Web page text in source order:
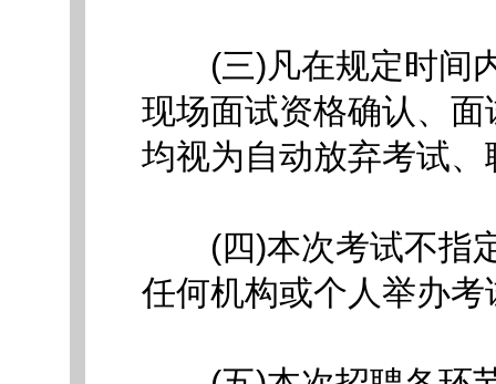
(三)凡在规定时间内
现场面试资格确认、
均视为自动放弃考试、
(四)本次考试不指定
任何机构或个人举办